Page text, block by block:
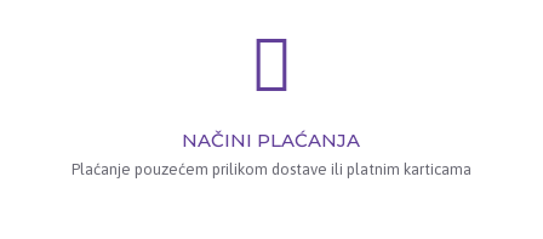
NAČINI PLAĆANJA
Plaćanje pouzećem prilikom dostave ili platnim karticama